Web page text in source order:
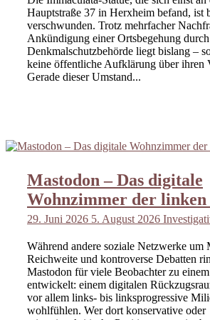
Hauptstraße 37 in Herxheim befand, ist
verschwunden. Trotz mehrfacher
Ankündigung einer Ortsbegehung
Denkmalschutzbehörde liegt bislang –
keine öffentliche Aufklärung über ihren
Gerade dieser Umstand...
Mastodon – Das digitale
Wohnzimmer der linken
29. Juni 2026 5. August 2026
Während andere soziale Netzwerke um
Reichweite und kontroverse Debatten
Mastodon für viele Beobachter zu
entwickelt: einem digitalen
vor allem links- bis linksprogressive
wohlfühlen. Wer dort konservative oder